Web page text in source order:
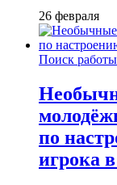
26 февраля
Поиск работы
по
игрока